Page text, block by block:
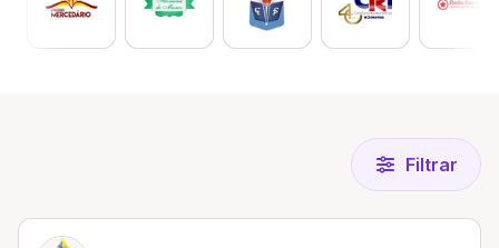
Filtrar